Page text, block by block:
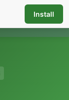
☰
Install